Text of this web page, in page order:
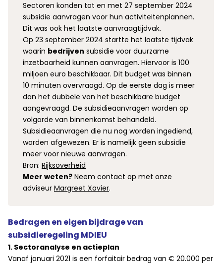
Sectoren konden tot en met 27 september 2024
subsidie aanvragen voor hun activiteitenplannen.
Dit was ook het laatste aanvraagtijdvak.
Op 23 september 2024 startte het laatste tijdvak
waarin bedrijven subsidie voor duurzame
inzetbaarheid kunnen aanvragen. Hiervoor is 100
miljoen euro beschikbaar. Dit budget was binnen
10 minuten overvraagd. Op de eerste dag is meer
dan het dubbele van het beschikbare budget
aangevraagd. De subsidieaanvragen worden op
volgorde van binnenkomst behandeld.
Subsidieaanvragen die nu nog worden ingediend,
worden afgewezen. Er is namelijk geen subsidie
meer voor nieuwe aanvragen.
Bron: Rijksoverheid
Meer weten? Neem contact op met onze
adviseur Margreet Xavier.
Bedragen en eigen bijdrage van
subsidieregeling MDIEU
1. Sectoranalyse en actieplan
Vanaf januari 2021 is een forfaitair bedrag van € 20.000 per